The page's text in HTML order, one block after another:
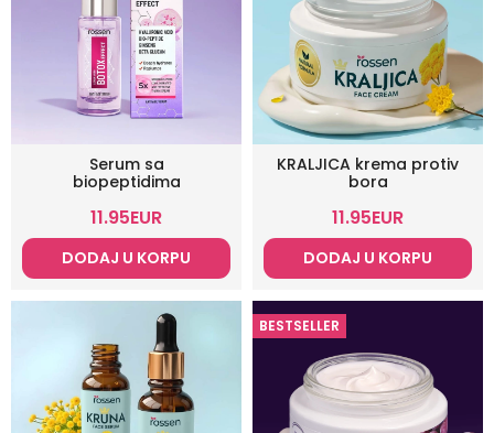
Serum sa
biopeptidima
11.95EUR
DODAJ U KORPU
KRALJICA krema protiv
bora
11.95EUR
DODAJ U KORPU
BESTSELLER